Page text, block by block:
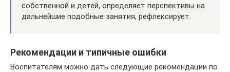
собственной и детей, определяет перспективы на
дальнейшие подобные занятия, рефлексирует.
Рекомендации и типичные ошибки
Воспитателям можно дать следующие рекомендации по